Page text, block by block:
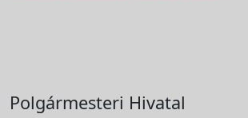
Polgármesteri Hivatal